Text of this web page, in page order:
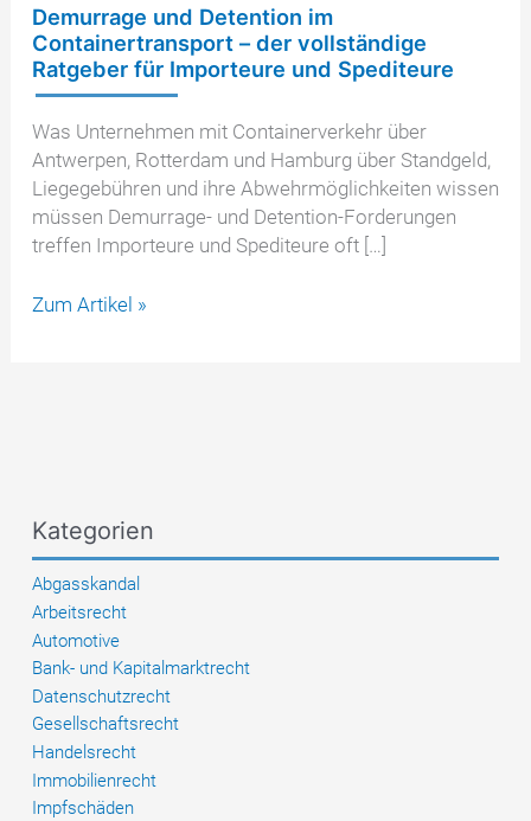
Demurrage und Detention im
Containertransport – der vollständige
Ratgeber für Importeure und Spediteure
Was Unternehmen mit Containerverkehr über
Antwerpen, Rotterdam und Hamburg über Standgeld,
Liegegebühren und ihre Abwehrmöglichkeiten wissen
müssen Demurrage- und Detention-Forderungen
treffen Importeure und Spediteure oft […]
Demurrage
Ratgeber
für
Importeure
und
Spediteure
Zum Artikel »
Kategorien
Abgasskandal
Arbeitsrecht
Automotive
Bank- und Kapitalmarktrecht
Datenschutzrecht
Gesellschaftsrecht
Handelsrecht
Immobilienrecht
Impfschäden